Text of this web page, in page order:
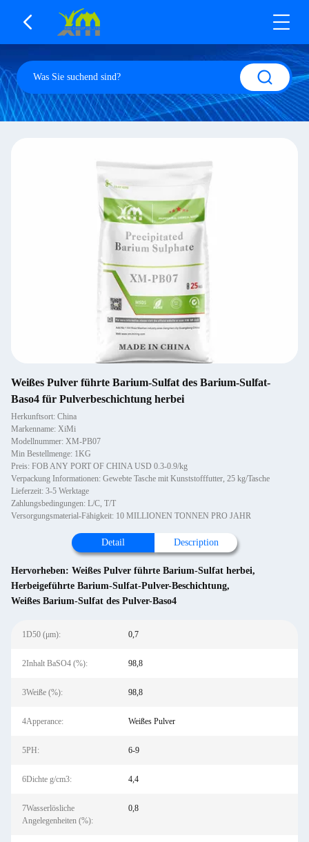
Weißes Pulver führte Barium-Sulfat des Barium-Sulfat-
Baso4 für Pulverbeschichtung herbei
Herkunftsort: China
Markenname: XiMi
Modellnummer: XM-PB07
Min Bestellmenge: 1KG
Preis: FOB ANY PORT OF CHINA USD 0.3-0.9/kg
Verpackung Informationen: Gewebte Tasche mit Kunststofffutter, 25 kg/Tasche
Lieferzeit: 3-5 Werktage
Zahlungsbedingungen: L/C, T/T
Versorgungsmaterial-Fähigkeit: 10 MILLIONEN TONNEN PRO JAHR
Detail Description
Hervorheben: Weißes Pulver führte Barium-Sulfat herbei,
Herbeigeführte Barium-Sulfat-Pulver-Beschichtung,
Weißes Barium-Sulfat des Pulver-Baso4
1D50 (μm): 0,7
2Inhalt BaSO4 (%): 98,8
3Weiße (%): 98,8
4Apperance: Weißes Pulver
5PH: 6-9
6Dichte g/cm3: 4,4
7Wasserlösliche
Angelegenheiten (%):
0,8